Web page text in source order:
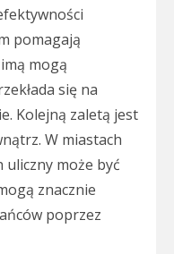
pomagają
mogą
się na
Kolejną zaletą jest
W miastach
uliczny może być
znacznie
poprzez